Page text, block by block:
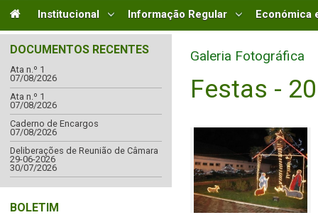
Institucional Informação Regular Económica
DOCUMENTOS RECENTES
Ata n.º 1
07/08/2026
Ata n.º 1
07/08/2026
Caderno de Encargos
07/08/2026
Deliberações de Reunião de Câmara
29-06-2026
30/07/2026
BOLETIM
Galeria Fotográfica
Festas -